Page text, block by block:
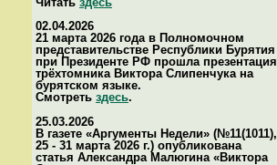
02.04.2026
21 марта 2026 года в Полномочном
представительстве Республики Бурятия
при Президенте РФ прошла презентация
трёхтомника Виктора Слипенчука на
бурятском языке.
Смотреть здесь.
25.03.2026
В газете «Аргументы Недели» (№11(1011),
25 - 31 марта 2026 г.) опубликована
статья Александра Малюгина «Виктора